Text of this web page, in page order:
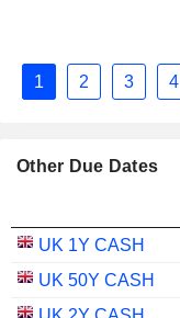
1 2 3 4
Other Due Dates
UK 1Y CASH
UK 50Y CASH